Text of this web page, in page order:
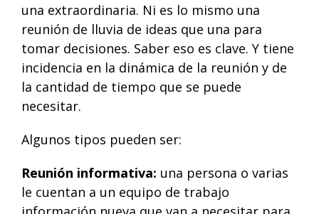
una extraordinaria. Ni es lo mismo una
reunión de lluvia de ideas que una para
tomar decisiones. Saber eso es clave. Y tiene
incidencia en la dinámica de la reunión y de
la cantidad de tiempo que se puede
necesitar.
Algunos tipos pueden ser:
Reunión informativa: una persona o varias
le cuentan a un equipo de trabajo